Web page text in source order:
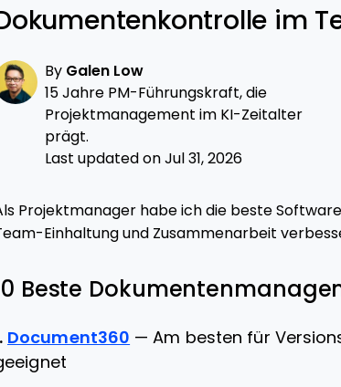
im
By Galen Low
15 Jahre PM-Führungskraft, die
Projektmanagement im KI-Zeitalter
prägt.
Last updated on Jul 31, 2026
Projektmanager habe ich die beste
Einhaltung und Zusammenarbeit
Beste
Document360 —Am besten für